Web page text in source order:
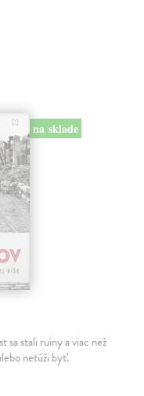
na sklade
stali ruiny a viac než
netúži byť.